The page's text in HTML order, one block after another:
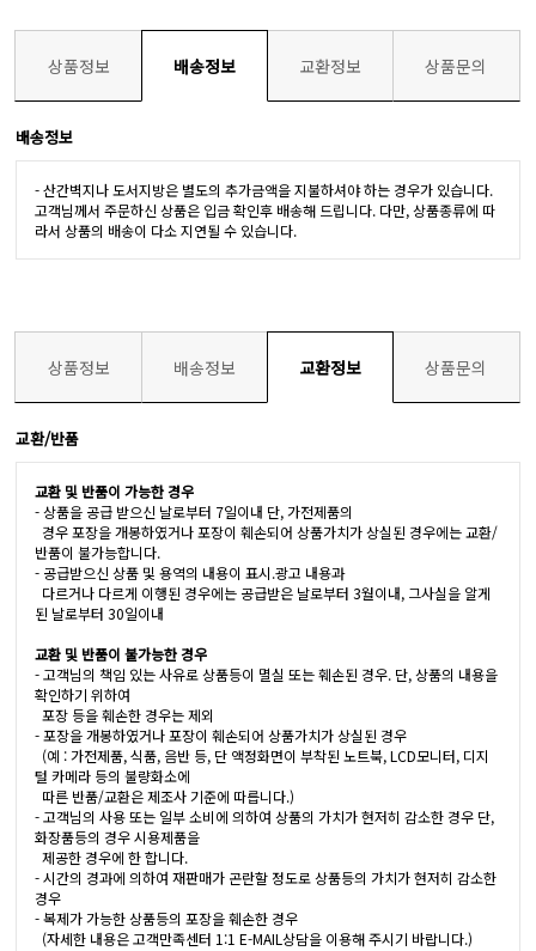
상품정보 배송정보 교환정보 상품문의
배송정보
- 산간벽지나 도서지방은 별도의 추가금액을 지불하셔야 하는 경우가 있습니다.
고객님께서 주문하신 상품은 입금 확인후 배송해 드립니다. 다만, 상품종류에 따
라서 상품의 배송이 다소 지연될 수 있습니다.
상품정보 배송정보 교환정보 상품문의
교환/반품
교환 및 반품이 가능한 경우
- 상품을 공급 받으신 날로부터 7일이내 단, 가전제품의
경우 포장을 개봉하였거나 포장이 훼손되어 상품가치가 상실된 경우에는 교환/
반품이 불가능합니다.
- 공급받으신 상품 및 용역의 내용이 표시.광고 내용과
다르거나 다르게 이행된 경우에는 공급받은 날로부터 3월이내, 그사실을 알게
된 날로부터 30일이내
교환 및 반품이 불가능한 경우
- 고객님의 책임 있는 사유로 상품등이 멸실 또는 훼손된 경우. 단, 상품의 내용을
확인하기 위하여
포장 등을 훼손한 경우는 제외
- 포장을 개봉하였거나 포장이 훼손되어 상품가치가 상실된 경우
(예 : 가전제품, 식품, 음반 등, 단 액정화면이 부착된 노트북, LCD모니터, 디지
털 카메라 등의 불량화소에
따른 반품/교환은 제조사 기준에 따릅니다.)
- 고객님의 사용 또는 일부 소비에 의하여 상품의 가치가 현저히 감소한 경우 단,
화장품등의 경우 시용제품을
제공한 경우에 한 합니다.
- 시간의 경과에 의하여 재판매가 곤란할 정도로 상품등의 가치가 현저히 감소한
경우
- 복제가 가능한 상품등의 포장을 훼손한 경우
(자세한 내용은 고객만족센터 1:1 E-MAIL상담을 이용해 주시기 바랍니다.)